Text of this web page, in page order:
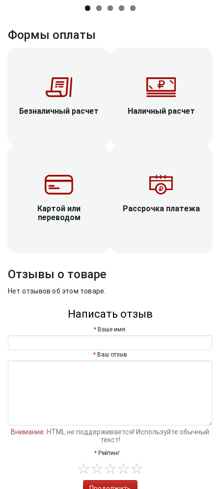
Формы оплаты
Безналичный расчет Наличный расчет
Картой или
переводом
Рассрочка платежа
Отзывы о товаре
Нет отзывов об этом товаре.
Написать отзыв
Ваше имя:
Ваш отзыв
Внимание: HTML не поддерживается! Используйте обычный
текст!
Рейтинг